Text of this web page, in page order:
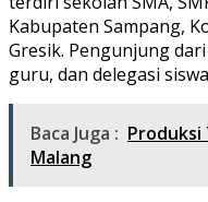
Kabupaten Sampang,
Gresik. Pengunjung
guru, dan delegasi
Baca Juga : Produksi
Malang